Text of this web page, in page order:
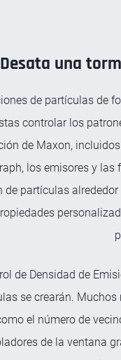
una
de partículas de
controlar los
de Maxon,
los emisores y
de partículas
de Densidad de
se crearán.
el número de
de la ventana